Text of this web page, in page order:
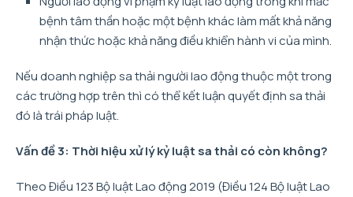
bệnh tâm thần hoặc một bệnh khác làm mất khả năng
nhận thức hoặc khả năng điều khiển hành vi của mình.
Nếu doanh nghiệp sa thải người lao động thuộc một trong
các trường hợp trên thì có thể kết luận quyết định sa thải
đó là trái pháp luật.
Vấn đề 3: Thời hiệu xử lý kỷ luật sa thải có còn không?
Theo Điều 123 Bộ luật Lao động 2019 (Điều 124 Bộ luật Lao